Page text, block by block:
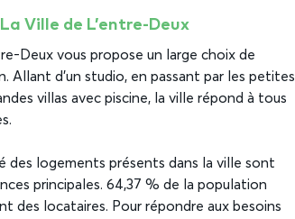
Ville de L’entre-Deux
Deux vous propose un large choix de
Allant d’un studio, en passant par les petites
villas avec piscine, la ville répond à tous
des logements présents dans la ville sont
principales. 64,37 % de la population
des locataires. Pour répondre aux besoins